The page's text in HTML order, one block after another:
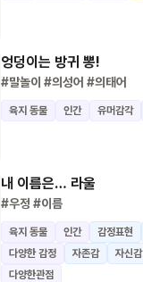
엉덩이는 방귀 뽕!
#말놀이 #의성어 #의태어
육지 동물 인간 유머감각
내 이름은… 라울
#우정 #이름
육지 동물 인간 감정표현
다양한 감정
자존감 자신감
다양한관점